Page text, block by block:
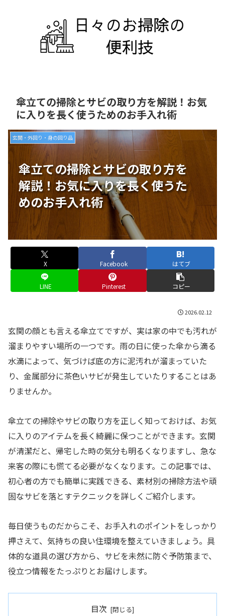
傘立ての掃除とサビの取り方を解説！お気
に入りを長く使うためのお手入れ術
傘立ての掃除とサビの取り方を
解説！お気に入りを長く使うた
めのお手入れ術
玄関・外回り・身の回り品
X Facebook はてブ
LINE Pinterest コピー
2026.02.12
玄関の顔とも言える傘立てですが、実は家の中でも汚れが
溜まりやすい場所の一つです。雨の日に使った傘から滴る
水滴によって、気づけば底の方に泥汚れが溜まっていた
り、金属部分に茶色いサビが発生していたりすることはあ
りませんか。
傘立ての掃除やサビの取り方を正しく知っておけば、お気
に入りのアイテムを長く綺麗に保つことができます。玄関
が清潔だと、帰宅した時の気分も明るくなりますし、急な
来客の際にも慌てる必要がなくなります。この記事では、
初心者の方でも簡単に実践できる、素材別の掃除方法や頑
固なサビを落とすテクニックを詳しくご紹介します。
毎日使うものだからこそ、お手入れのポイントをしっかり
押さえて、気持ちの良い住環境を整えていきましょう。具
体的な道具の選び方から、サビを未然に防ぐ予防策まで、
役立つ情報をたっぷりとお届けします。
目次